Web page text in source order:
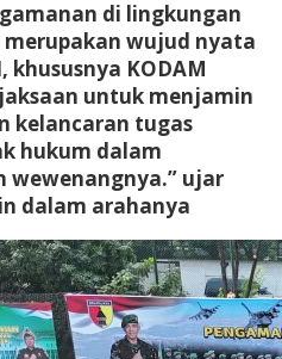
di lingkungan
wujud nyata
KODAM
untuk menjamin
kelancaran tugas
hukum dalam
wewenangnya.” ujar
dalam arahanya